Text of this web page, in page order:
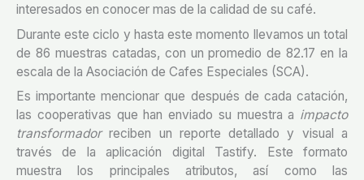
interesados en conocer mas de la calidad de su café.
Durante este ciclo y hasta este momento llevamos un total
de 86 muestras catadas, con un promedio de 82.17 en la
escala de la Asociación de Cafes Especiales (SCA).
Es importante mencionar que después de cada catación,
las cooperativas que han enviado su muestra a impacto
transformadorreciben un reporte detallado y visual a
través de la aplicación digital Tastify. Este formato
muestra los principales atributos, así como las